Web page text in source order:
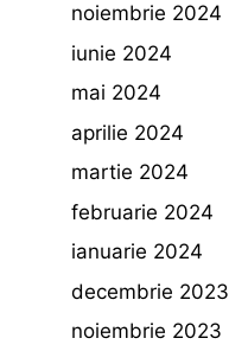
noiembrie 2024
iunie 2024
mai 2024
aprilie 2024
martie 2024
februarie 2024
ianuarie 2024
decembrie 2023
noiembrie 2023